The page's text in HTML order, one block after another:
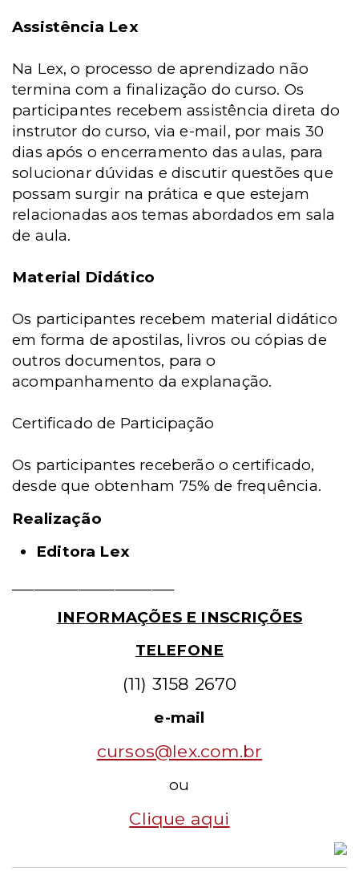
Assistência Lex
Na Lex, o processo de aprendizado não
termina com a finalização do curso. Os
participantes recebem assistência direta do
instrutor do curso, via e-mail, por mais 30
dias após o encerramento das aulas, para
solucionar dúvidas e discutir questões que
possam surgir na prática e que estejam
relacionadas aos temas abordados em sala
de aula.
Material Didático
Os participantes recebem material didático
em forma de apostilas, livros ou cópias de
outros documentos, para o
acompanhamento da explanação.
Certificado de Participação
Os participantes receberão o certificado,
desde que obtenham 75% de frequência.
Realização
Editora Lex
INFORMAÇÕES E INSCRIÇÕES
TELEFONE
(11) 3158 2670
e-mail
cursos@lex.com.br
ou
Clique aqui